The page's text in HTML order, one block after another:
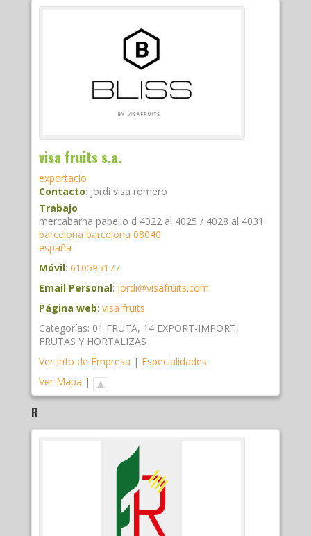
visa fruits s.a.
exportacio
Contacto: jordi visa romero
Trabajo
mercabarna pabello d 4022 al 4025 / 4028 al 4031
barcelona barcelona 08040
españa
Móvil: 610595177
Email Personal: jordi@visafruits.com
Página web: visa fruits
Categorías: 01 FRUTA, 14 EXPORT-IMPORT,
FRUTAS Y HORTALIZAS
Ver Info de Empresa | Especialidades
Ver Mapa |
R